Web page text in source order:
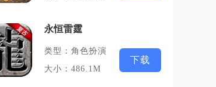
永恒雷霆
类型：角色扮演
大小：486.1M
下载